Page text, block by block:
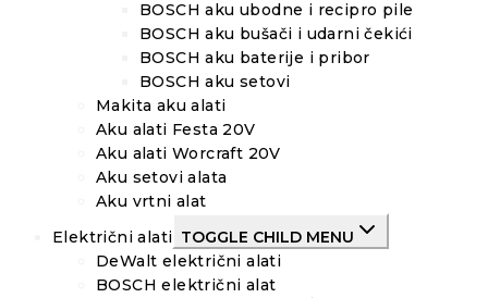
BOSCH aku ubodne i recipro pile
BOSCH aku bušači i udarni čekići
BOSCH aku baterije i pribor
BOSCH aku setovi
Makita aku alati
Aku alati Festa 20V
Aku alati Worcraft 20V
Aku setovi alata
Aku vrtni alat
Električni alati TOGGLE CHILD MENU
DeWalt električni alati
BOSCH električni alat